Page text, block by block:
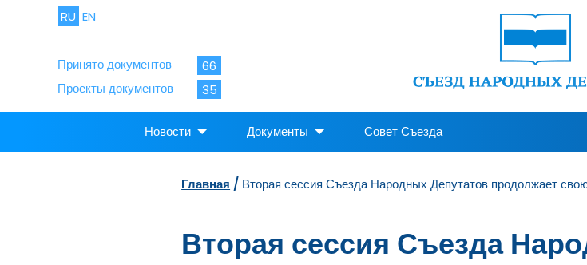
RU EN
Принято документов
66
Проекты документов
35
Новости Документы Совет Съезда
Главная / Вторая сессия Съезда Народных Депутатов продолжает
Вторая сессия Съезда